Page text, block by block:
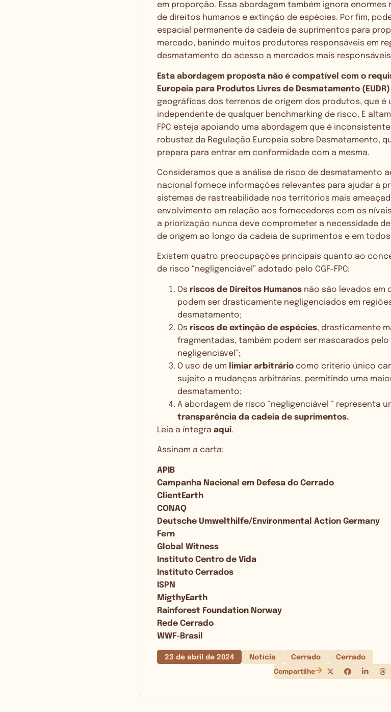
em proporção. Essa abordagem também ignora
de direitos humanos e extinção de espécies. Por fim,
espacial permanente da cadeia de suprimentos para
mercado, banindo muitos produtores responsáveis em
desmatamento do acesso a mercados mais
Esta abordagem proposta não é compatível com o
Europeia para Produtos Livres de Desmatamento (EUDR)
geográficas dos terrenos de origem dos produtos, que é
independente de qualquer benchmarking de risco. É
FPC esteja apoiando uma abordagem que é
robustez da Regulação Europeia sobre Desmatamento,
prepara para entrar em conformidade com a mesma.
Consideramos que a análise de risco de desmatamento
nacional fornece informações relevantes para ajudar a
sistemas de rastreabilidade nos territórios mais
envolvimento em relação aos fornecedores com os
a priorização nunca deve comprometer a necessidade
de origem ao longo da cadeia de suprimentos e em
Existem quatro preocupações principais quanto ao
de risco “negligenciável” adotado pelo CGF-FPC:
Os riscos de Direitos Humanos não são levados em
podem ser drasticamente negligenciados em
desmatamento;
Os riscos de extinção de espécies, drasticamente
fragmentadas, também podem ser mascarados
negligenciável”;
O uso de um limiar arbitrário como critério único
sujeito a mudanças arbitrárias, permitindo uma
desmatamento;
A abordagem de risco “negligenciável ” representa
transparência da cadeia de suprimentos.
Leia a íntegra aqui.
Assinam a carta:
APIB
Campanha Nacional em Defesa do Cerrado
ClientEarth
CONAQ
Deutsche Umwelthilfe/Environmental Action Germany
Fern
Global Witness
Instituto Centro de Vida
Instituto Cerrados
ISPN
MigthyEarth
Rainforest Foundation Norway
Rede Cerrado
WWF-Brasil
23 de abril de 2024 Notícia Cerrado Cerrado
Compartilhe